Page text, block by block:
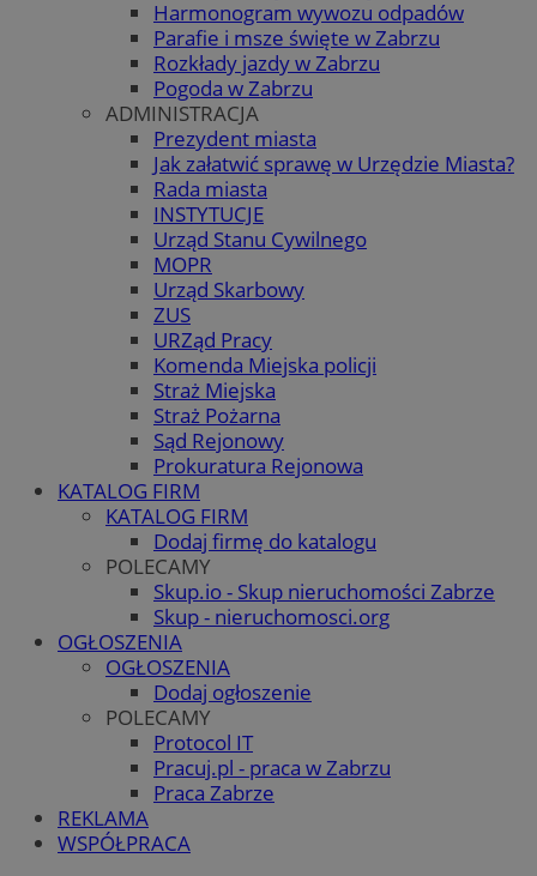
Harmonogram wywozu odpadów
Parafie i msze święte w Zabrzu
Rozkłady jazdy w Zabrzu
Pogoda w Zabrzu
ADMINISTRACJA
Prezydent miasta
Jak załatwić sprawę w Urzędzie Miasta?
Rada miasta
INSTYTUCJE
Urząd Stanu Cywilnego
MOPR
Urząd Skarbowy
ZUS
URZąd Pracy
Komenda Miejska policji
Straż Miejska
Straż Pożarna
Sąd Rejonowy
Prokuratura Rejonowa
KATALOG FIRM
KATALOG FIRM
Dodaj firmę do katalogu
POLECAMY
Skup.io - Skup nieruchomości Zabrze
Skup - nieruchomosci.org
OGŁOSZENIA
OGŁOSZENIA
Dodaj ogłoszenie
POLECAMY
Protocol IT
Pracuj.pl - praca w Zabrzu
Praca Zabrze
REKLAMA
WSPÓŁPRACA